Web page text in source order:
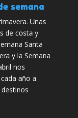
semana
Unas
de costa y
Santa
y la Semana
nos
año a